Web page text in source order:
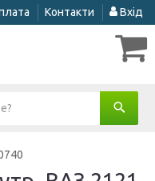
Контакти Вхід